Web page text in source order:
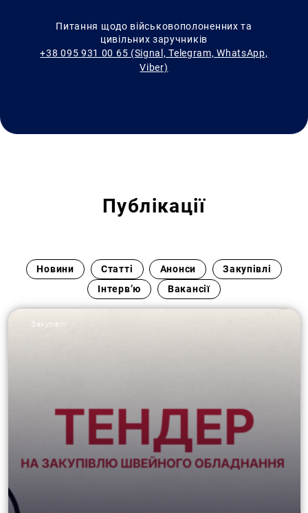
Питання щодо військовополоненних та
цивільних заручників
+38 095 931 00 65 (Signal, Telegram, WhatsApp,
Viber)
Публікації
Новини Статті Анонси
Закупівлі
Інтервʼю
Вакансії
Закупівлі